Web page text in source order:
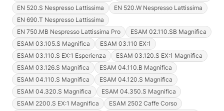
EN 520.S Nespresso Lattissima
EN 520.W Nespresso Lattissima
EN 690.T Nespresso Lattissima
EN 750.MB Nespresso Lattissima Pro
ESAM 02.110.SB Magnifica
ESAM 03.105.S Magnifica
ESAM 03.110 EX:1
ESAM 03.110.S EX:1 Esperienza
ESAM 03.120.S EX:1 Magnifica
ESAM 03.126.S Magnifica
ESAM 04.110.B Magnifica
ESAM 04.110.S Magnifica
ESAM 04.120.S Magnifica
ESAM 04.320.S Magnifica
ESAM 04.350.S Magnifica
ESAM 2200.S EX:1 Magnifica
ESAM 2502 Caffe Corso